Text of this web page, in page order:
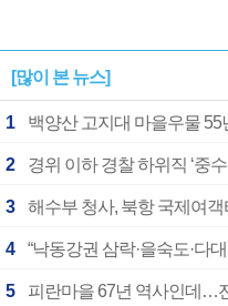
[많이 본 뉴스]
1 백양산 고지대 마을우물 55
2 경위 이하 경찰 하위직 ‘중
3 해수부 청사, 북항 국제여
4 “낙동강권 삼락·을숙도·다
5 피란마을 67년 역사인데…